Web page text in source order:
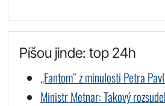
Píšou jinde: top 24h
„Fantom“ z minulosti Petra
Ministr Metnar: Takový